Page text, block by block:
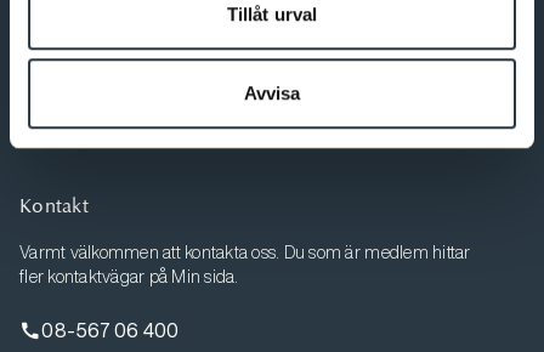
Tillåt urval
Avvisa
Förbundet för dig som är psykolog
Kontakt
Varmt välkommen att kontakta oss. Du som är medlem hittar
fler kontaktvägar på Min sida.
08-567 06 400